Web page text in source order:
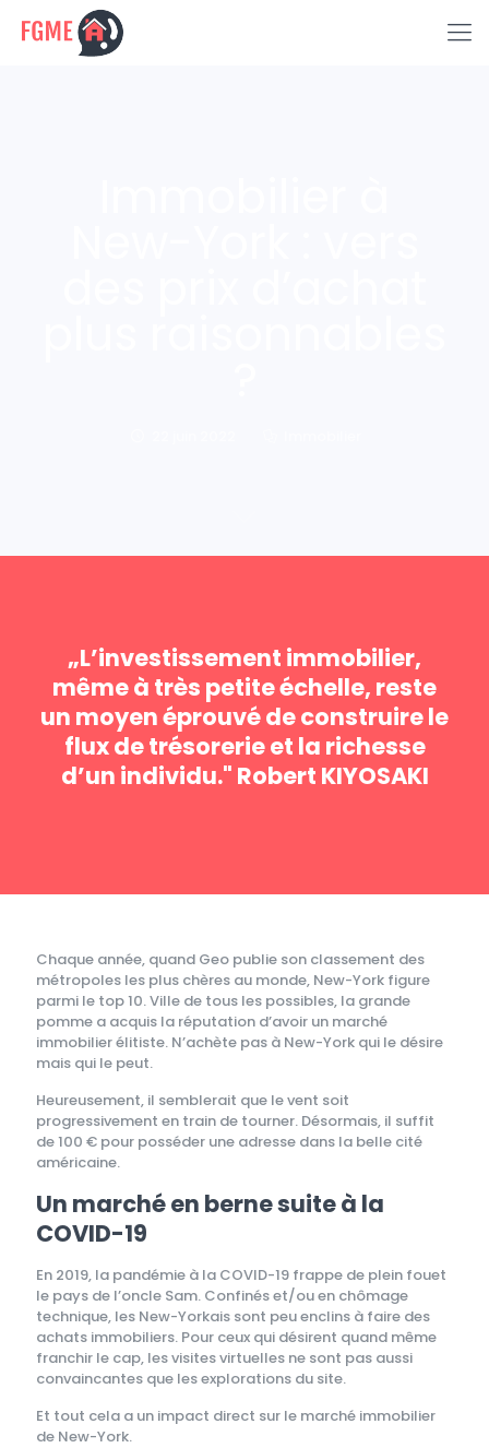
„L’investissement immobilier,
même à très petite échelle, reste
un moyen éprouvé de construire le
flux de trésorerie et la richesse
d’un individu." Robert KIYOSAKI
Chaque année, quand Geo publie son classement des
métropoles les plus chères au monde, New-York figure
parmi le top 10. Ville de tous les possibles, la grande
pomme a acquis la réputation d’avoir un marché
immobilier élitiste. N’achète pas à New-York qui le désire
mais qui le peut.
Heureusement, il semblerait que le vent soit
progressivement en train de tourner. Désormais, il suffit
de 100 € pour posséder une adresse dans la belle cité
américaine.
Un marché en berne suite à la
COVID-19
En 2019, la pandémie à la COVID-19 frappe de plein fouet
le pays de l’oncle Sam. Confinés et/ou en chômage
technique, les New-Yorkais sont peu enclins à faire des
achats immobiliers. Pour ceux qui désirent quand même
franchir le cap, les visites virtuelles ne sont pas aussi
convaincantes que les explorations du site.
Et tout cela a un impact direct sur le marché immobilier
de New-York.